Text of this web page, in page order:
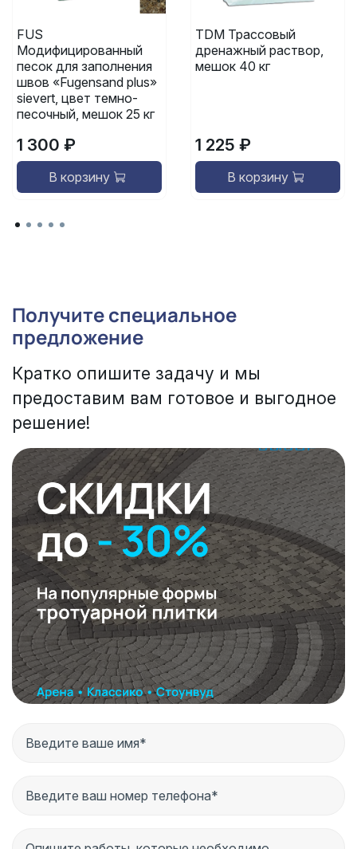
FUS
Модифицированный
песок для заполнения
швов «Fugensand plus»
sievert, цвет темно-
песочный, мешок 25 кг
1 300 ₽
В корзину
TDM Трассовый
дренажный раствор,
мешок 40 кг
1 225 ₽
В корзину
Получите специальное
предложение
Кратко опишите задачу и мы
предоставим вам готовое и выгодное
решение!